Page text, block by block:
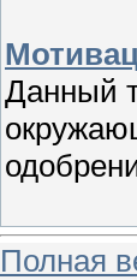
Данный
Полная